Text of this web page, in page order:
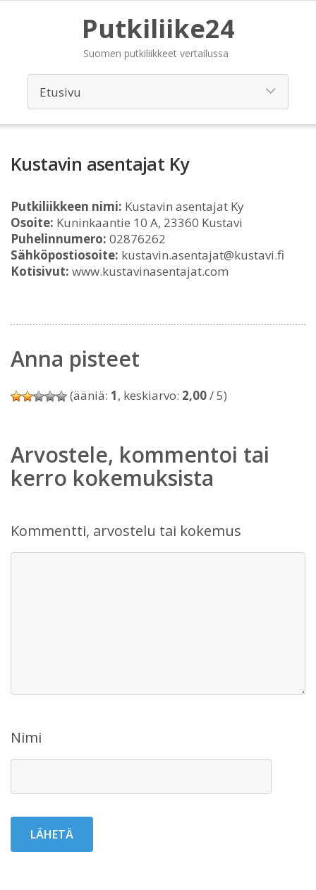
Putkiliike24
Suomen putkiliikkeet vertailussa
Kustavin asentajat Ky
Putkiliikkeen nimi: Kustavin asentajat Ky
Osoite: Kuninkaantie 10 A, 23360 Kustavi
Puhelinnumero: 02876262
Sähköpostiosoite: kustavin.asentajat@kustavi.fi
Kotisivut: www.kustavinasentajat.com
Anna pisteet
(ääniä: 1, keskiarvo: 2,00/ 5)
Arvostele, kommentoi tai
kerro kokemuksista
Kommentti, arvostelu tai kokemus
Nimi